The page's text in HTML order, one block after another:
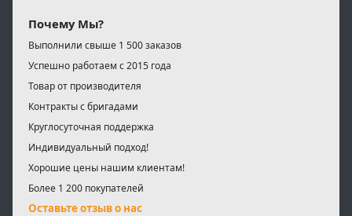
Почему Мы?
Выполнили свыше 1 500 заказов
Успешно работаем с 2015 года
Товар от производителя
Контракты с бригадами
Круглосуточная поддержка
Индивидуальный подход!
Хорошие цены нашим клиентам!
Более 1 200 покупателей
Оставьте отзыв о нас